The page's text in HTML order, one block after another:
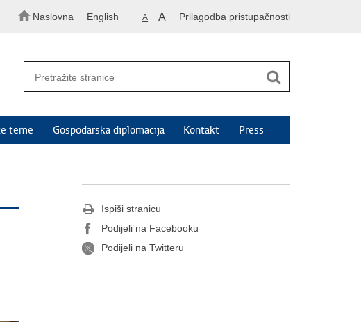
Naslovna English A A Prilagodba pristupačnosti
teme Gospodarska diplomacija Kontakt Press
Ispiši stranicu
Podijeli na Facebooku
Podijeli na Twitteru